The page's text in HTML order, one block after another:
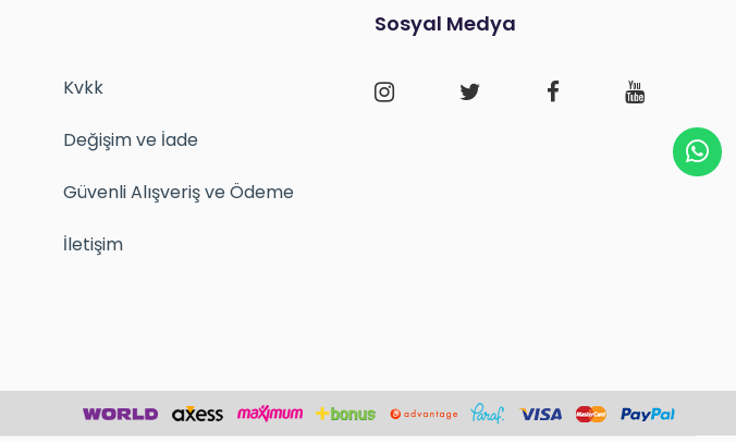
Kvkk
Değişim ve İade
Güvenli Alışveriş ve Ödeme
İletişim
Sosyal Medya